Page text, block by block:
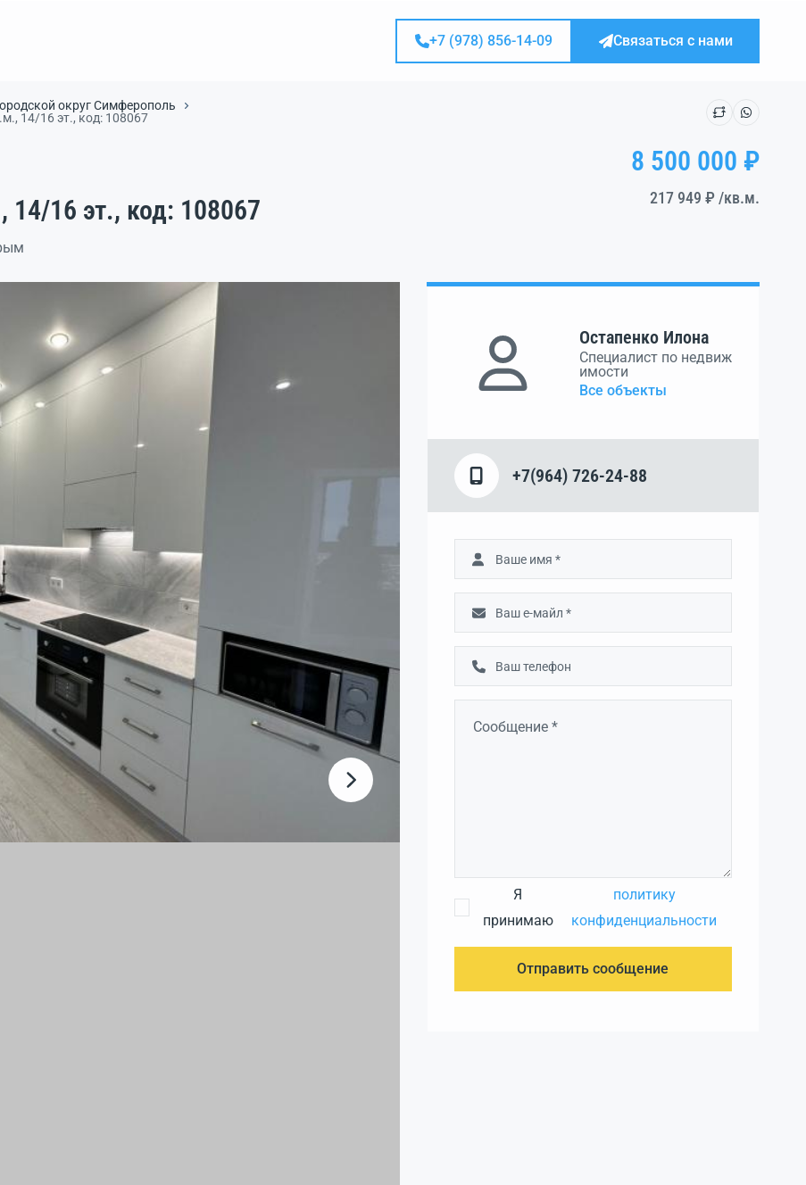
+7 (978) 856-14-09 Связаться с нами
округ Симферополь
14/16 эт., код: 108067
16 эт., код: 108067
8 500 000 ₽
217 949 ₽ /кв.м.
Остапенко Илона
Специалист по недвиж
имости
Все объекты
+7(964) 726-24-88
Я
принимаю
политику
конфиденциальности
Отправить сообщение